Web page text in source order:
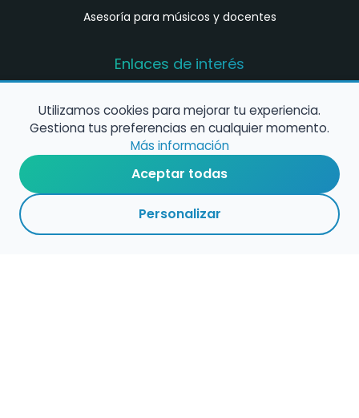
Asesoría para músicos y docentes
Enlaces de interés
música en España
Configura alertas de empleo
Contacta con nosotros
Utilizamos cookies para mejorar tu experiencia.
Gestiona tus preferencias en cualquier momento.
Más información
Aceptar todas
Personalizar